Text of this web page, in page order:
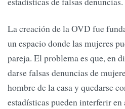
La creación de la OVD fue
un espacio donde las mujeres
pareja. El problema es que, en
darse falsas denuncias de
hombre de la casa y quedarse
estadísticas pueden interferir